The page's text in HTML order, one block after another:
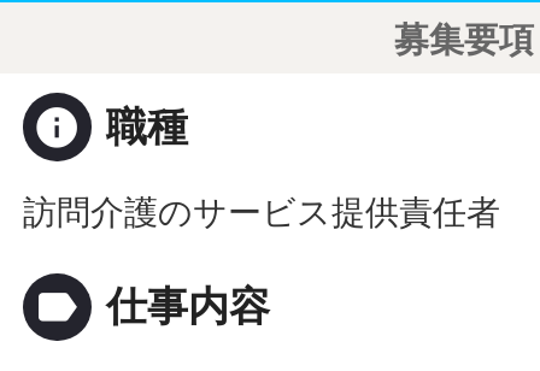
募集要項
info 職種
訪問介護のサービス提供責任者
label 仕事内容